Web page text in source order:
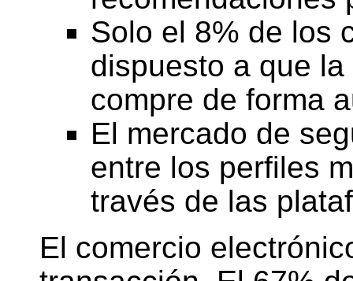
Solo el 8% de los
dispuesto a que
compre de forma
El mercado de
entre los perfiles
través de las
El comercio